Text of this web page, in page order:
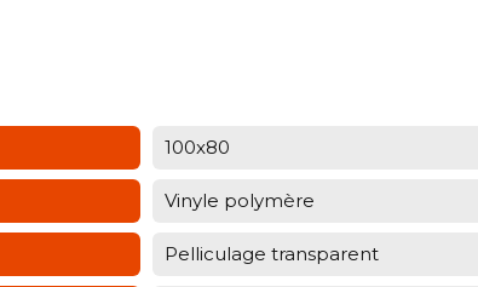
100x80
Vinyle polymère
Pelliculage transparent